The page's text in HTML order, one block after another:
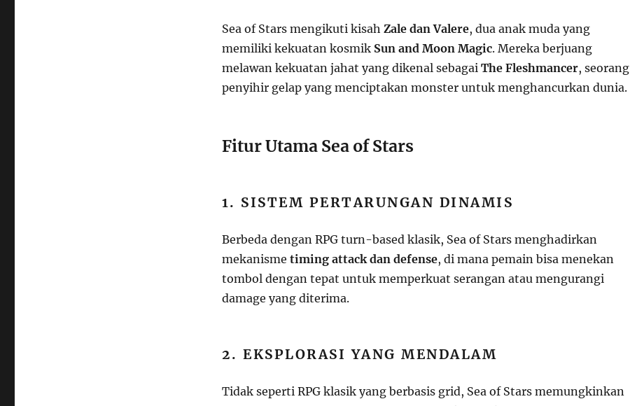
Sea of Stars mengikuti kisah Zale dan Valere, dua anak muda yang
memiliki kekuatan kosmik Sun and Moon Magic. Mereka berjuang
melawan kekuatan jahat yang dikenal sebagai The Fleshmancer, seorang
penyihir gelap yang menciptakan monster untuk menghancurkan dunia.
Fitur Utama Sea of Stars
1. SISTEM PERTARUNGAN DINAMIS
Berbeda dengan RPG turn-based klasik, Sea of Stars menghadirkan
mekanisme timing attack dan defense, di mana pemain bisa menekan
tombol dengan tepat untuk memperkuat serangan atau mengurangi
damage yang diterima.
2. EKSPLORASI YANG MENDALAM
Tidak seperti RPG klasik yang berbasis grid, Sea of Stars memungkinkan